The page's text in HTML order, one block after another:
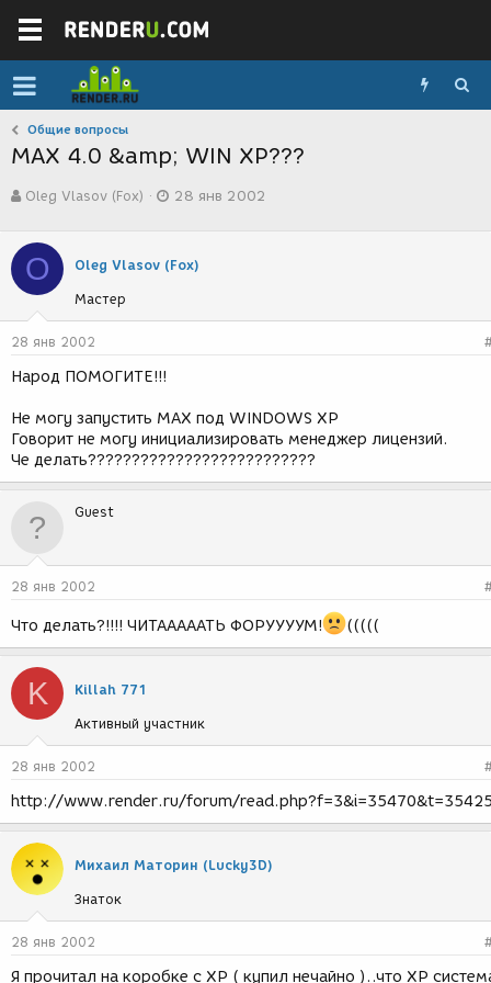
Общие вопросы
MAX 4.0 &amp; WIN XP???
в
о
р
т
е
м
ы
Oleg Vlasov (Fox)
а
с
д
28 янв 2002
O Oleg Vlasov (Fox)
Мастер
28 янв 2002
Народ ПОМОГИТЕ!!!
Не могу запустить MAX под WINDOWS XP
Говорит не могу инициализировать менеджер лицензий.
Че делать??????????????????????????
Guest
28 янв 2002
Что делать?!!!! ЧИТАААААТЬ ФОРУУУУМ! (((((
K Killah 771
Активный участник
28 янв 2002
http://www.render.ru/forum/
Михаил Маторин (Lucky3D)
Знаток
28 янв 2002
Я прочитал на коробке с ХР ( купил нечайно )..что ХР